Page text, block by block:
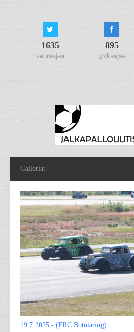
1635
seuraajaa
895
tykkääjää
Galleriat
19.7.2025 - (FRC Botniaring)